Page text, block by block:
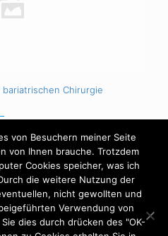
Chirurgie
von Besuchern meiner Seite
von Ihnen brauche. Trotzdem
Cookies speicher, was ich
die weitere Nutzung der
nicht gewollten und
Verwendung von
dies durch drücken des "OK-